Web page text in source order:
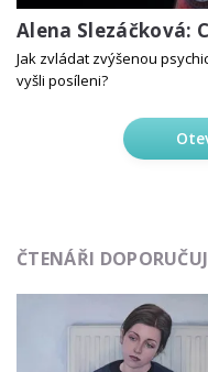
Alena Slezáčková:
Jak zvládat zvýšenou
vyšli posíleni?
ČTENÁŘI